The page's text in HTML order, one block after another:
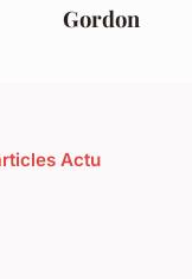
Gordon
Actu